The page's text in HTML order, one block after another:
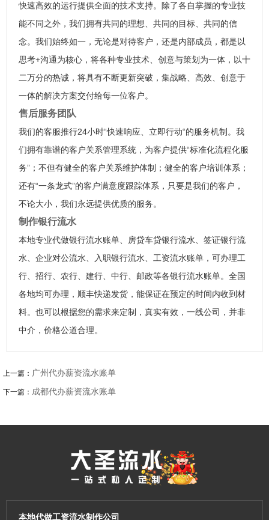
快速高效的运行提供全面的技术支持。除了各自掌握的专业技
能不同之外，我们拥有共同的理想、共同的目标、共同的信
念。我们始终如一，无论是对待客户，还是内部成员，都是以
思考+沟通为核心，将各种专业技术、创意与策划为一体，以十
二万分的热诚，将具有不断更新突破，集战略、高效、创意于
一体的解决方案交付给每一位客户。
售后服务团队
我们的客服推行24小时“快速响应、立即行动“的服务机制。我
们拥有靠谱的客户关系管理系统，为客户提供“标准化流程化服
务”；不但有健全的客户关系维护体制；健全的客户培训体系；
还有“一条龙式”的客户满意度跟踪体系，只要是我们的客户，
不论大小，我们永远提供优质的服务。
制作银行流水
本地专业代做银行流水账单、房贷车贷银行流水、签证银行流
水、企业对公流水、入职银行流水、工资流水账单，可办理工
行、招行、农行、建行、中行、邮政等各银行流水账单。全国
各地均可办理，顺丰快递发货，能保证在预定的时间内收到材
料。也可以根据您的需求来定制，真实有效，一线公司，并非
中介，价格公道合理。
上一篇： 广州代办薪资流水账单
下一篇： 成都代办薪资流水账单
本地代做工资流水制作公司